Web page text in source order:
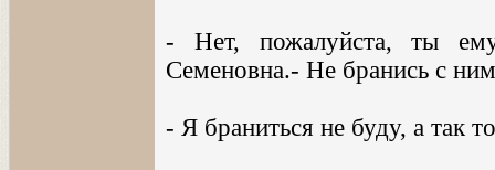
- Нет, пожалуйста, ты
Семеновна.- Не бранись с
- Я браниться не буду, а так